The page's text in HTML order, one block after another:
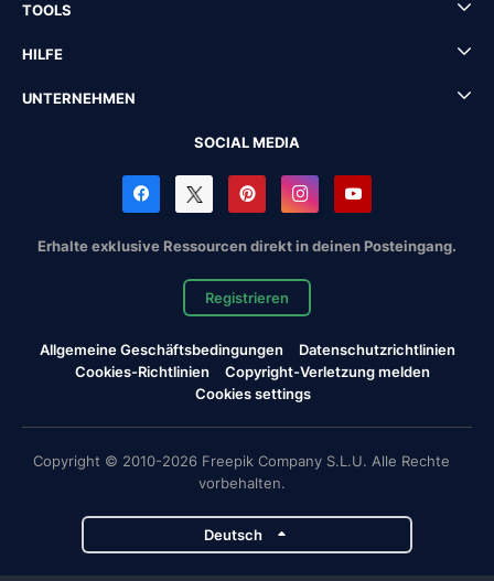
TOOLS
HILFE
UNTERNEHMEN
SOCIAL MEDIA
Erhalte exklusive Ressourcen direkt in deinen Posteingang.
Registrieren
Allgemeine Geschäftsbedingungen
Datenschutzrichtlinien
Cookies-Richtlinien
Copyright-Verletzung melden
Cookies settings
Copyright © 2010-2026 Freepik Company S.L.U. Alle Rechte
vorbehalten.
Deutsch